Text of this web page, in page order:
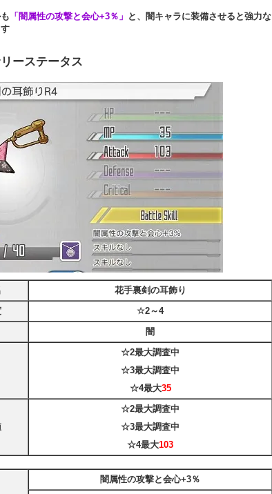
「闇属性の攻撃と会心+3％」 と、闇キャラに装備させると強力な
ーステータス
花手裏剣の耳飾り
☆2～4
闇
☆2最大調査中
☆3最大調査中
☆4最大35
☆2最大調査中
☆3最大調査中
☆4最大103
闇属性の攻撃と会心+3％